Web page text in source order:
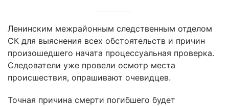
Ленинским межрайонным следственным отделом
СК для выяснения всех обстоятельств и причин
произошедшего начата процессуальная проверка.
Следователи уже провели осмотр места
происшествия, опрашивают очевидцев.
Точная причина смерти погибшего будет